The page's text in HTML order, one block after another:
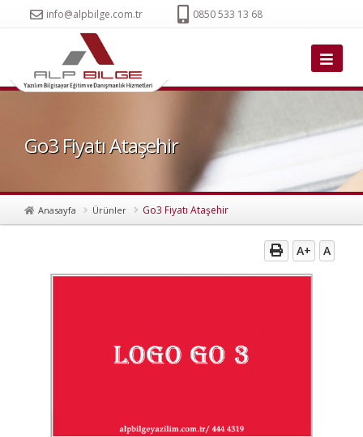
info@alpbilge.com.tr 0850 533 13 68
Go3 Fiyatı Ataşehir
Anasayfa Ürünler Go3 Fiyatı Ataşehir
A+ A